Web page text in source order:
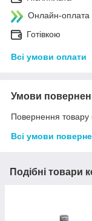
Онлайн-оплата
Готівкою
Всі умови оплати
Умови
Повернення товару
Всі умови
Подібні товари